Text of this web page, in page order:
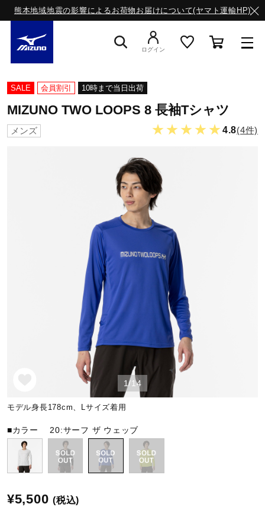
熊本地域地震の影響によるお荷物お届けについて(ヤマト運輸HP)
スニーカー
サッカー／フットサル
トレーニング
ゴルフ
バレーボール
テニス／ソフトテニス
ログイン
SALE 会員割引 10時まで当日出荷
MIZUNO TWO LOOPS 8 長袖Tシャツ
メンズ ★★★★★ 4.8(4件)
1/14
モデル身長178cm、Lサイズ着用
■カラー 20:サーフ ザ ウェッブ
¥5,500 (税込)